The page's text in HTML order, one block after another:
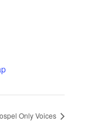
Only Voices